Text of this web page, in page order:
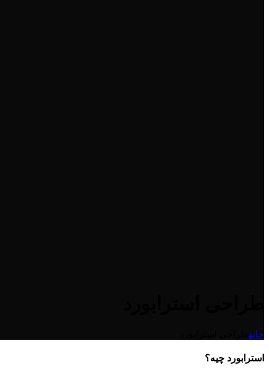
خانه
استرابورد چیه؟